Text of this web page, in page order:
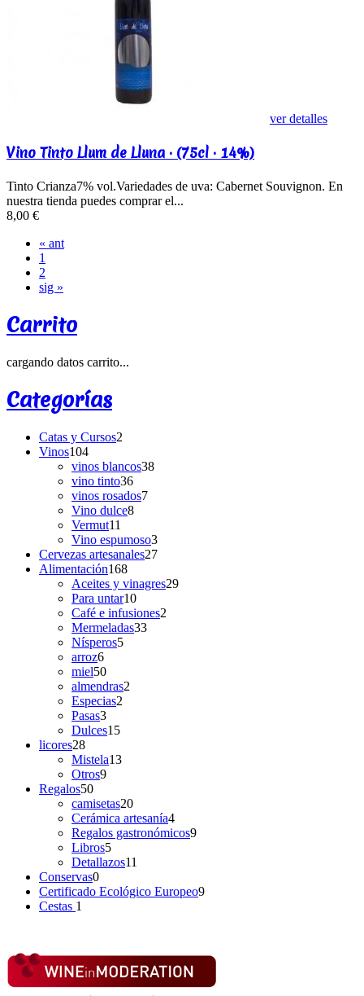
ver detalles
Vino Tinto Llum de Lluna · (75cl · 14%)
Tinto Crianza7% vol.Variedades de uva: Cabernet Souvignon. En
nuestra tienda puedes comprar el...
8,00 €
« ant
1
2
sig »
Carrito
cargando datos carrito...
Categorías
Catas y Cursos2
Vinos104
vinos blancos38
vino tinto36
vinos rosados7
Vino dulce8
Vermut11
Vino espumoso3
Cervezas artesanales27
Alimentación168
Aceites y vinagres29
Para untar10
Café e infusiones2
Mermeladas33
Nísperos5
arroz6
miel50
almendras2
Especias2
Pasas3
Dulces15
licores28
Mistela13
Otros9
Regalos50
camisetas20
Cerámica artesanía4
Regalos gastronómicos9
Libros5
Detallazos11
Conservas0
Certificado Ecológico Europeo9
Cestas 1